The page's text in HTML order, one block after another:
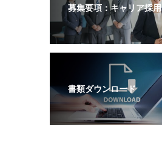
募集要項：キャリア採用
書類ダウンロード